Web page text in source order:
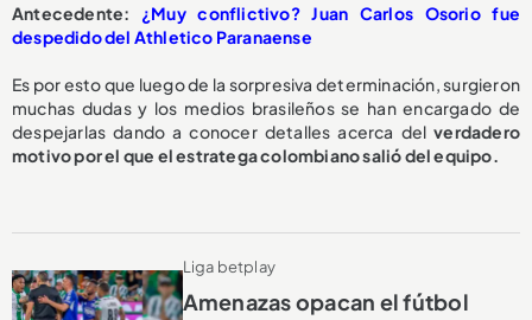
Antecedente: ¿Muy conflictivo? Juan Carlos Osorio fue
despedido del Athletico Paranaense
Es por esto que luego de la sorpresiva determinación, surgieron
muchas dudas y los medios brasileños se han encargado de
despejarlas dando a conocer detalles acerca del verdadero
motivo por el que el estratega colombiano salió del equipo.
Liga betplay
Amenazas opacan el fútbol